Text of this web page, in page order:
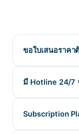
ขอใบเสนอราคา
มี Hotline 24/7
Subscription